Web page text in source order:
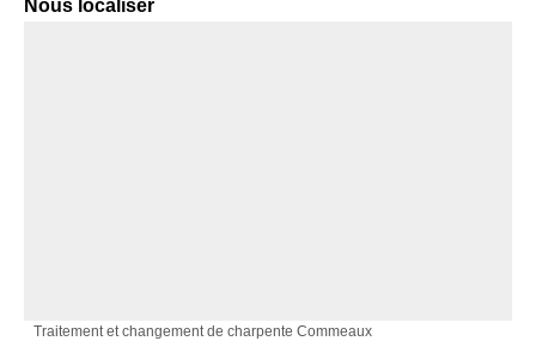
Nous localiser
Traitement et changement de charpente Commeaux